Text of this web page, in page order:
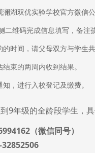
澜湖双优实验学校官方微
二维码完成信息填写，备注
时间，请父母双方与学生
束的两周内收到结果。
，进行入校登记及缴费。
9年级的全龄段学生，
（微信同号）